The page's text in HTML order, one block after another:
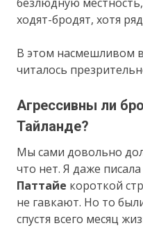
ходят-бродят, хотя
В этом насмешливом
читалось
Агрессивны ли
Тайланде?
Мы сами довольно
что нет. Я даже
Паттайе короткой
не гавкают. Но то
спустя всего месяц